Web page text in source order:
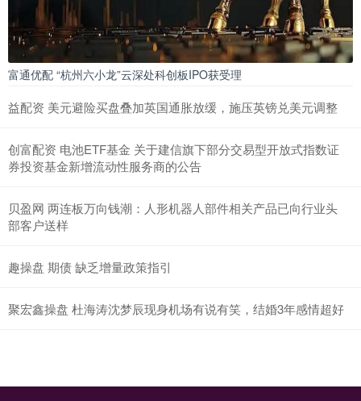
富通优配 “杭州六小龙”云深处科创板IPO获受理
益配资 美元避险买盘叠加英国通胀放缓，施压英镑兑美元调整
创富配资 电池ETF基金 关于建信旗下部分交易型开放式指数证
券投资基金新增流动性服务商的公告
贝盈网 两连板万向钱潮：人形机器人部件相关产品已向行业头
部客户送样
趣操盘 期债 缺乏增量政策指引
聚宏鑫操盘 杜海涛沈梦辰现身机场有说有笑，结婚3年感情超好